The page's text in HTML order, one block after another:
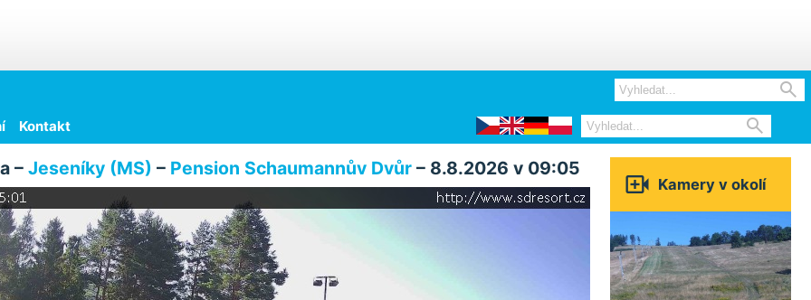

Kontakt 
– Jeseníky (MS) – Pension Schaumannův Dvůr– 8.8.2026 v 09:05  Kamery v okolí